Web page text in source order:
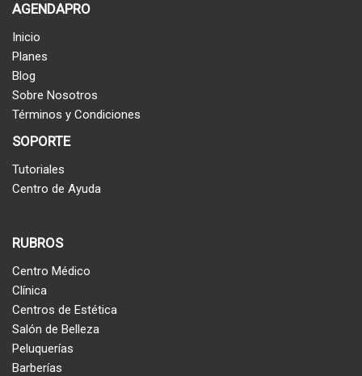
AGENDAPRO
Inicio
Planes
Blog
Sobre Nosotros
Términos y Condiciones
SOPORTE
Tutoriales
Centro de Ayuda
RUBROS
Centro Médico
Clínica
Centros de Estética
Salón de Belleza
Peluquerías
Barberías